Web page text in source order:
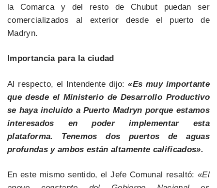
la Comarca y del resto de Chubut puedan ser
comercializados al exterior desde el puerto de
Madryn.
Importancia para la ciudad
Al respecto, el Intendente dijo:«Es muy importante
que desde el Ministerio de Desarrollo Productivo
se haya incluido a Puerto Madryn porque estamos
interesados en poder implementar esta
plataforma. Tenemos dos puertos de aguas
profundas y ambos están altamente calificados».
En este mismo sentido, el Jefe Comunal resaltó: «El